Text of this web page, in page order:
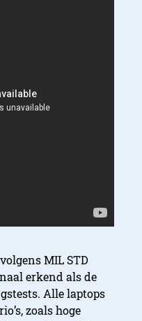
MIL STD
erkend als de
Alle laptops
zoals hoge